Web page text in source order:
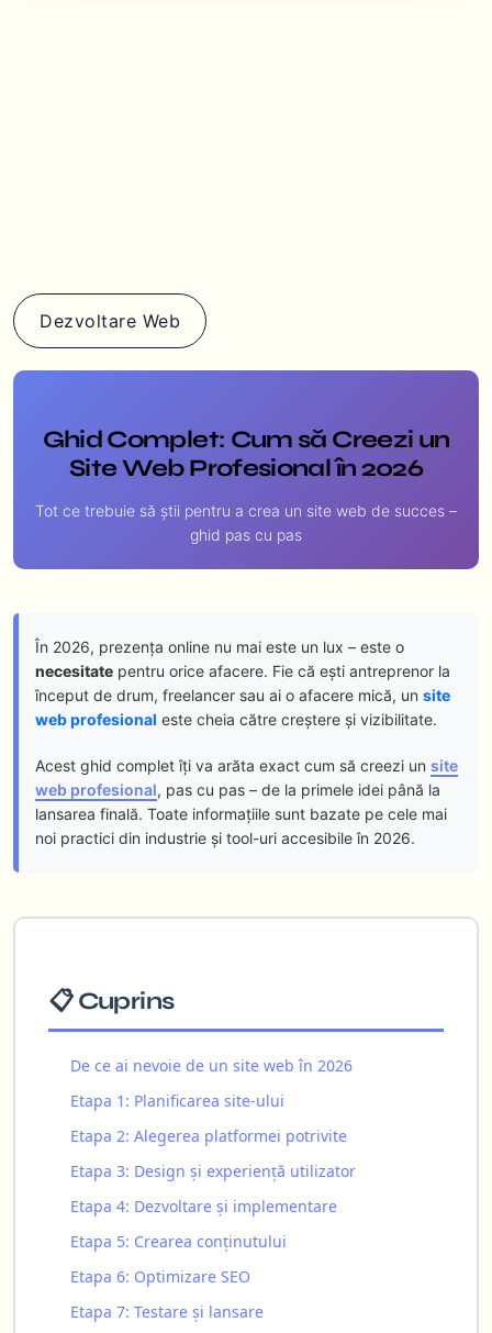
Dezvoltare Web
Ghid Complet: Cum să Creezi un
Site Web Profesional în 2026
Tot ce trebuie să știi pentru a crea un site web de succes –
ghid pas cu pas
În 2026, prezența online nu mai este un lux – este o
necesitate pentru orice afacere. Fie că ești antreprenor la
început de drum, freelancer sau ai o afacere mică, un site
web profesional este cheia către creștere și vizibilitate.
Acest ghid complet îți va arăta exact cum să creezi un site
web profesional, pas cu pas – de la primele idei până la
lansarea finală. Toate informațiile sunt bazate pe cele mai
noi practici din industrie și tool-uri accesibile în 2026.
📋 Cuprins
De ce ai nevoie de un site web în 2026
Etapa 1: Planificarea site-ului
Etapa 2: Alegerea platformei potrivite
Etapa 3: Design și experiență utilizator
Etapa 4: Dezvoltare și implementare
Etapa 5: Crearea conținutului
Etapa 6: Optimizare SEO
Etapa 7: Testare și lansare